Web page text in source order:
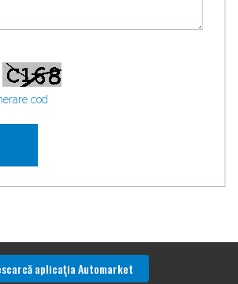
cod
aplicaţia Automarket